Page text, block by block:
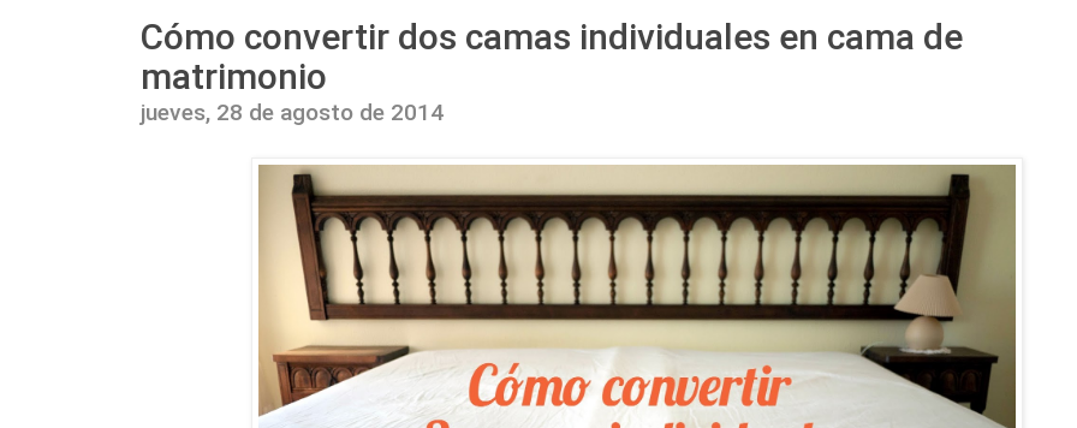
Cómo convertir dos camas individuales en cama de
matrimonio
jueves, 28 de agosto de 2014